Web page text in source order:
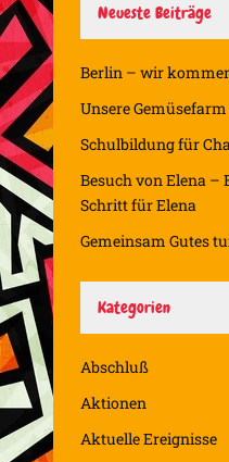
Neueste Beiträge
Berlin – wir
Unsere
Schulbildung für
Besuch von Elena
Schritt für Elena
Gemeinsam Gutes
Kategorien
Abschluß
Aktionen
Aktuelle Ereignisse